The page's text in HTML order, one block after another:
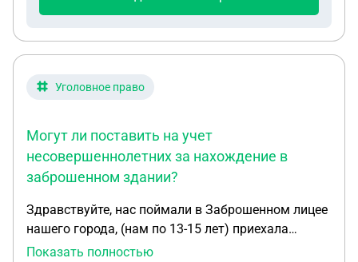
Уголовное право
Могут ли поставить на учет
несовершеннолетних за нахождение в
заброшенном здании?
Здравствуйте, нас поймали в Заброшенном лицее
нашего города, (нам по 13-15 лет) приехала
полиция, все вышли. Провели беседу начали
Показать полностью